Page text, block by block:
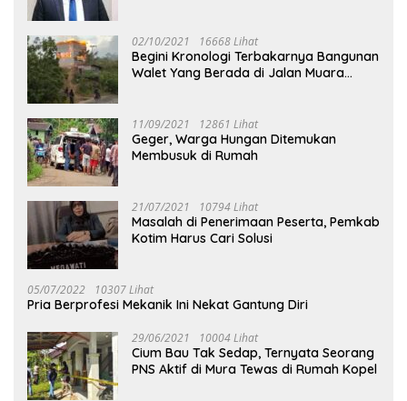
02/10/2021 16668 Lihat
Begini Kronologi Terbakarnya Bangunan
Walet Yang Berada di Jalan Muara
11/09/2021 12861 Lihat
Geger, Warga Hungan Ditemukan
Membusuk di Rumah
21/07/2021 10794 Lihat
Masalah di Penerimaan Peserta, Pemkab
Kotim Harus Cari Solusi
05/07/2022 10307 Lihat
Pria Berprofesi Mekanik Ini Nekat Gantung Diri
29/06/2021 10004 Lihat
Cium Bau Tak Sedap, Ternyata Seorang
PNS Aktif di Mura Tewas di Rumah Kopel